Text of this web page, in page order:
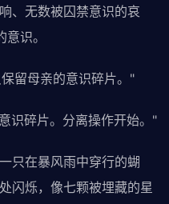
、无数被囚禁意识的哀
识。
留母亲的意识碎片。"
识碎片。分离操作开始。"
只在暴风雨中穿行的蝴
闪烁，像七颗被埋藏的星